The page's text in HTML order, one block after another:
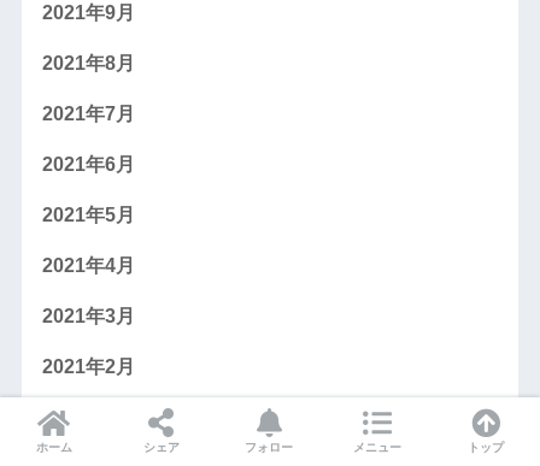
2021年9月
2021年8月
2021年7月
2021年6月
2021年5月
2021年4月
2021年3月
2021年2月
2021年1月
ホーム シェア フォロー メニュー トップ